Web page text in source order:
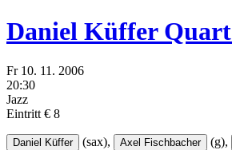
Daniel Küffer
Fr 10. 11. 2006
20:30
Jazz
Eintritt € 8
Daniel Küffer (sax), Axel Fischbacher (g),